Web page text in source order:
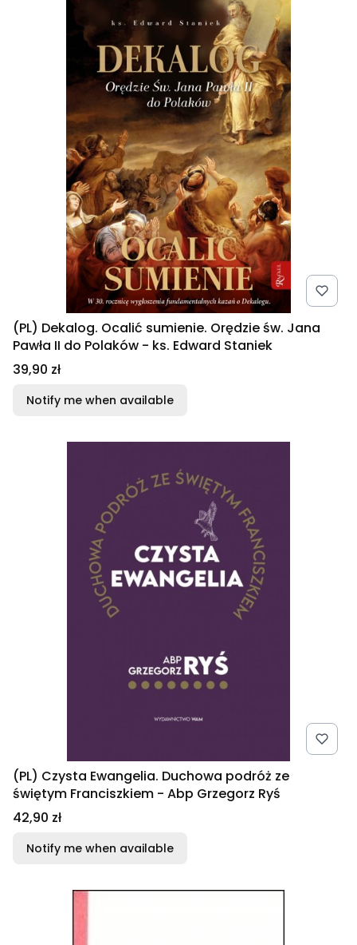
(PL) Dekalog. Ocalić sumienie. Orędzie św. Jana
Pawła II do Polaków - ks. Edward Staniek
Price
39,90 zł
Notify me when available
(PL) Czysta Ewangelia. Duchowa podróż ze
świętym Franciszkiem - Abp Grzegorz Ryś
Price
42,90 zł
Notify me when available